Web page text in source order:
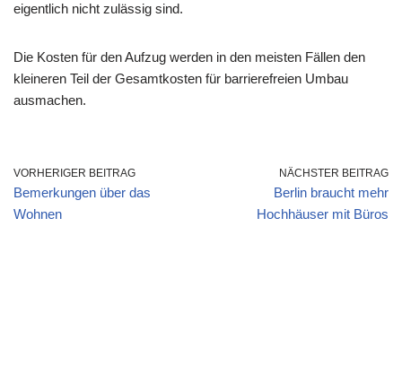
eigentlich nicht zulässig sind.
Die Kosten für den Aufzug werden in den meisten Fällen den
kleineren Teil der Gesamtkosten für barrierefreien Umbau
ausmachen.
VORHERIGER BEITRAG
Bemerkungen über das
Wohnen
NÄCHSTER BEITRAG
Berlin braucht mehr
Hochhäuser mit Büros